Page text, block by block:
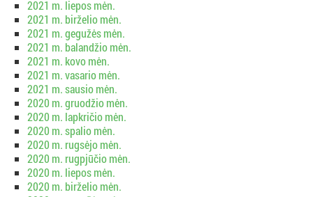
2021 m. liepos mėn.
2021 m. birželio mėn.
2021 m. gegužės mėn.
2021 m. balandžio mėn.
2021 m. kovo mėn.
2021 m. vasario mėn.
2021 m. sausio mėn.
2020 m. gruodžio mėn.
2020 m. lapkričio mėn.
2020 m. spalio mėn.
2020 m. rugsėjo mėn.
2020 m. rugpjūčio mėn.
2020 m. liepos mėn.
2020 m. birželio mėn.